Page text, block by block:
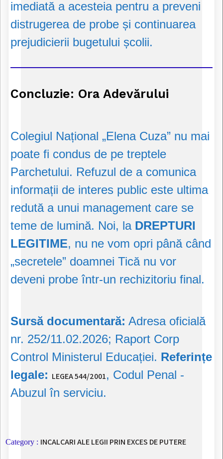
imediată a acesteia pentru a preveni
distrugerea de probe și continuarea
prejudicierii bugetului școlii.
Concluzie: Ora Adevărului
Colegiul Național „Elena Cuza” nu mai
poate fi condus de pe treptele
Parchetului. Refuzul de a comunica
informații de interes public este ultima
redută a unui management care se
teme de lumină. Noi, la DREPTURI
LEGITIME, nu ne vom opri până când
„secretele” doamnei Tică nu vor
deveni probe într-un rechizitoriu final.
Sursă documentară: Adresa oficială
nr. 252/11.02.2026; Raport Corp
Control Ministerul Educației. Referințe
legale: LEGEA 544/2001, Codul Penal -
Abuzul în serviciu.
Category : INCALCARI ALE LEGII PRIN EXCES DE PUTERE